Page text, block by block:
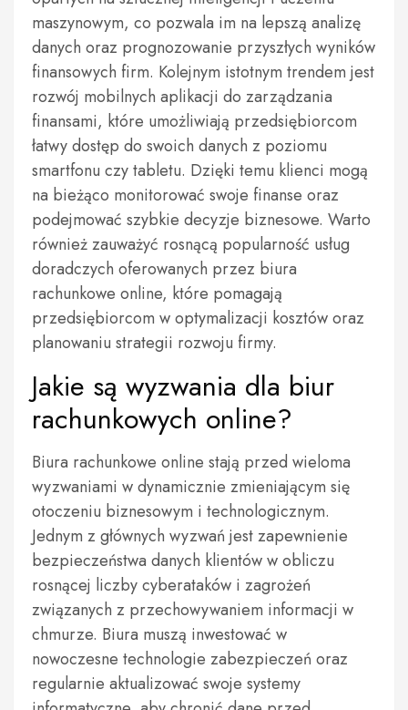
maszynowym, co pozwala im na lepszą analizę
danych oraz prognozowanie przyszłych wyników
finansowych firm. Kolejnym istotnym trendem jest
rozwój mobilnych aplikacji do zarządzania
finansami, które umożliwiają przedsiębiorcom
łatwy dostęp do swoich danych z poziomu
smartfonu czy tabletu. Dzięki temu klienci mogą
na bieżąco monitorować swoje finanse oraz
podejmować szybkie decyzje biznesowe. Warto
również zauważyć rosnącą popularność usług
doradczych oferowanych przez biura
rachunkowe online, które pomagają
przedsiębiorcom w optymalizacji kosztów oraz
planowaniu strategii rozwoju firmy.
Jakie są wyzwania dla biur
rachunkowych online?
Biura rachunkowe online stają przed wieloma
wyzwaniami w dynamicznie zmieniającym się
otoczeniu biznesowym i technologicznym.
Jednym z głównych wyzwań jest zapewnienie
bezpieczeństwa danych klientów w obliczu
rosnącej liczby cyberataków i zagrożeń
związanych z przechowywaniem informacji w
chmurze. Biura muszą inwestować w
nowoczesne technologie zabezpieczeń oraz
regularnie aktualizować swoje systemy